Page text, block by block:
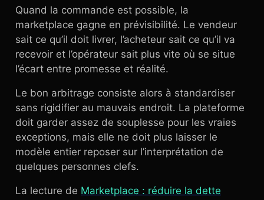
Quand la commande est possible, la
marketplace gagne en prévisibilité. Le vendeur
sait ce qu’il doit livrer, l’acheteur sait ce qu’il va
recevoir et l’opérateur sait plus vite où se situe
l’écart entre promesse et réalité.
Le bon arbitrage consiste alors à standardiser
sans rigidifier au mauvais endroit. La plateforme
doit garder assez de souplesse pour les vraies
exceptions, mais elle ne doit plus laisser le
modèle entier reposer sur l’interprétation de
quelques personnes clefs.
La lecture de Marketplace : réduire la dette